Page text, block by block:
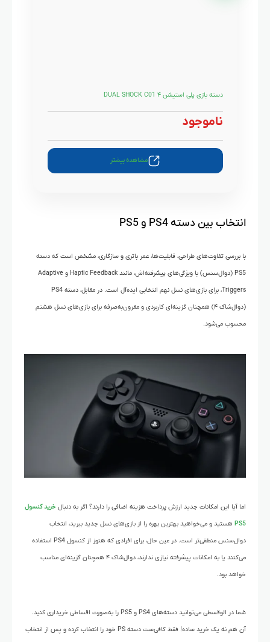
دسته بازی پلی استیشن ۴ DUAL SHOCK C01
ناموجود
مشاهده بیشتر
انتخاب بین دسته PS4 و PS5
با بررسی تفاوت‌های طراحی، قابلیت‌ها، عمر باتری و سازگاری، مشخص است که دسته
PS5 (دوال‌سنس) با ویژگی‌های پیشرفته‌اش، مانند Haptic Feedback و Adaptive
Triggers، برای بازی‌های نسل نهم انتخابی ایده‌آل است. در مقابل، دسته PS4
(دوال‌شاک ۴) همچنان گزینه‌ای کاربردی و مقرون‌به‌صرفه برای بازی‌های نسل هشتم
محسوب می‌شود.
اما آیا این امکانات جدید ارزش پرداخت هزینه اضافی را دارند؟ اگر به دنبال خرید کنسول
PS5 هستید و می‌خواهید بهترین بهره را از بازی‌های نسل جدید ببرید، انتخاب
دوال‌سنس منطقی‌تر است. در عین حال، برای افرادی که هنوز از کنسول PS4 استفاده
می‌کنند یا به امکانات پیشرفته نیازی ندارند، دوال‌شاک ۴ همچنان گزینه‌ای مناسب
خواهد بود.
شما در الوقسطی می‌توانید دسته‌های PS4 و PS5 را به‌صورت اقساطی خریداری کنید.
آن هم نه یک خرید ساده! فقط کافی‌ست دسته PS خود را انتخاب کرده و پس از انتخاب